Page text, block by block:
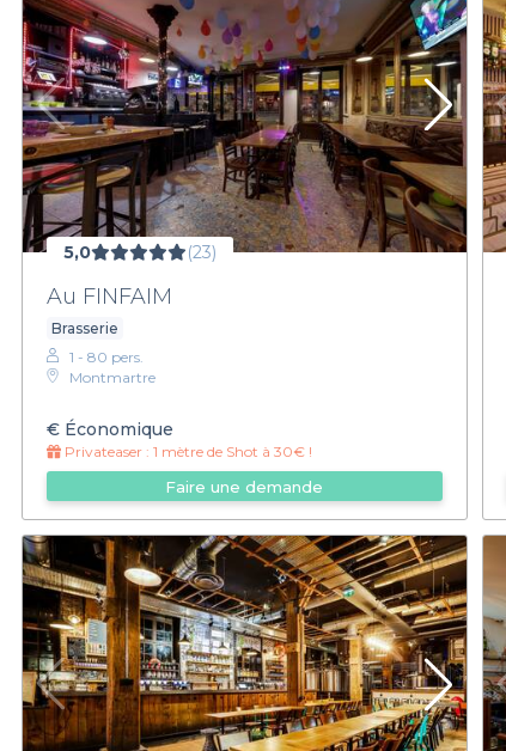
5,0 (23)
Au FINFAIM
Brasserie
1 - 80 pers.
Montmartre
€ Économique
Privateaser : 1 mètre de Shot à 30€ !
Faire une demande